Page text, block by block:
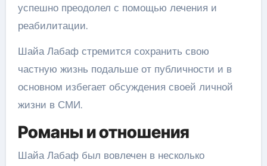
успешно преодолел с помощью лечения и
реабилитации.
Шайа Лабаф стремится сохранить свою
частную жизнь подальше от публичности и в
основном избегает обсуждения своей личной
жизни в СМИ.
Романы и отношения
Шайа Лабаф был вовлечен в несколько